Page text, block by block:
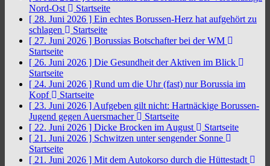
Nord-Ost
Startseite
[ 28. Juni 2026 ] Ein echtes Borussen-Herz hat aufgehört zu
schlagen
Startseite
[ 27. Juni 2026 ] Borussias Botschafter bei der WM
Startseite
[ 26. Juni 2026 ] Die Gesundheit der Aktiven im Blick
Startseite
[ 24. Juni 2026 ] Rund um die Uhr (fast) nur Borussia im
Kopf
Startseite
[ 23. Juni 2026 ] Aufgeben gilt nicht: Hartnäckige Borussen-
Jugend gegen Auersmacher
Startseite
[ 22. Juni 2026 ] Dicke Brocken im August
Startseite
[ 21. Juni 2026 ] Schwitzen unter sengender Sonne
Startseite
[ 21. Juni 2026 ] Mit dem Autokorso durch die Hüttestadt